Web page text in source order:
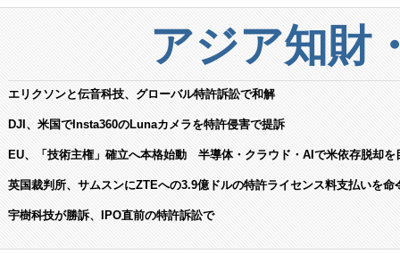
アジア知財
エリクソンと伝音科技、グローバル特許訴訟で和解
DJI、米国でInsta360のLunaカメラを特許侵害で提訴
EU、「技術主権」確立へ本格始動 半導体・クラウド・AIで米依存脱却を
英国裁判所、サムスンにZTEへの3.9億ドルの特許ライセンス料支払いを命
宇樹科技が勝訴、IPO直前の特許訴訟で